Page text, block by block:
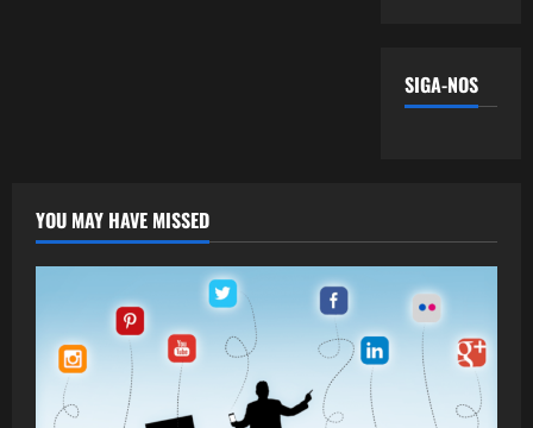
SIGA-NOS
YOU MAY HAVE MISSED